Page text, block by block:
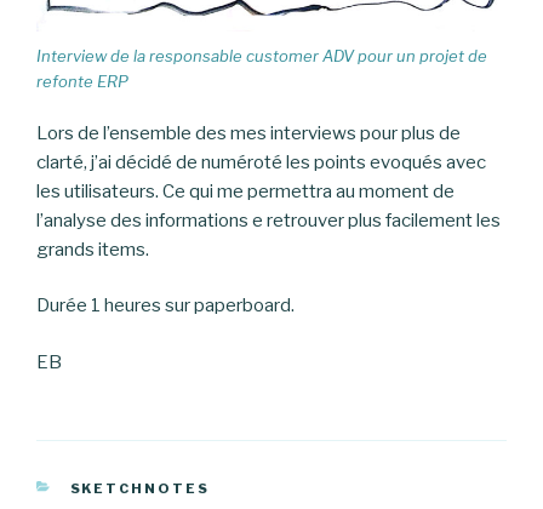
Interview de la responsable customer ADV pour un projet de
refonte ERP
Lors de l’ensemble des mes interviews pour plus de
clarté, j’ai décidé de numéroté les points evoqués avec
les utilisateurs. Ce qui me permettra au moment de
l’analyse des informations e retrouver plus facilement les
grands items.
Durée 1 heures sur paperboard.
EB
CATÉGORIES
SKETCHNOTES